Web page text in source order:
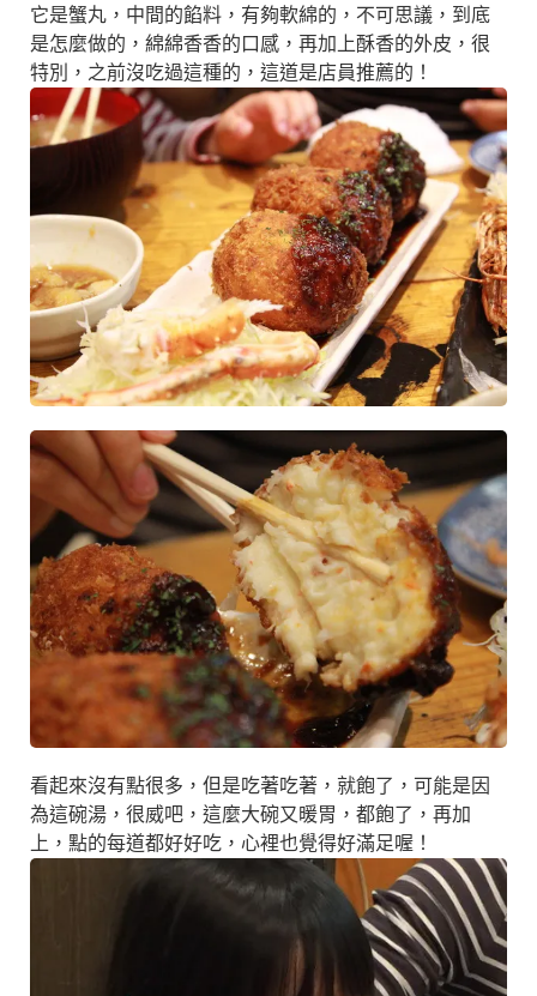
它是蟹丸，中間的餡料，有夠軟綿的，不可思議，到底
是怎麼做的，綿綿香香的口感，再加上酥香的外皮，很
特別，之前沒吃過這種的，這道是店員推薦的！
看起來沒有點很多，但是吃著吃著，就飽了，可能是因
為這碗湯，很威吧，這麼大碗又暖胃，都飽了，再加
上，點的每道都好好吃，心裡也覺得好滿足喔！